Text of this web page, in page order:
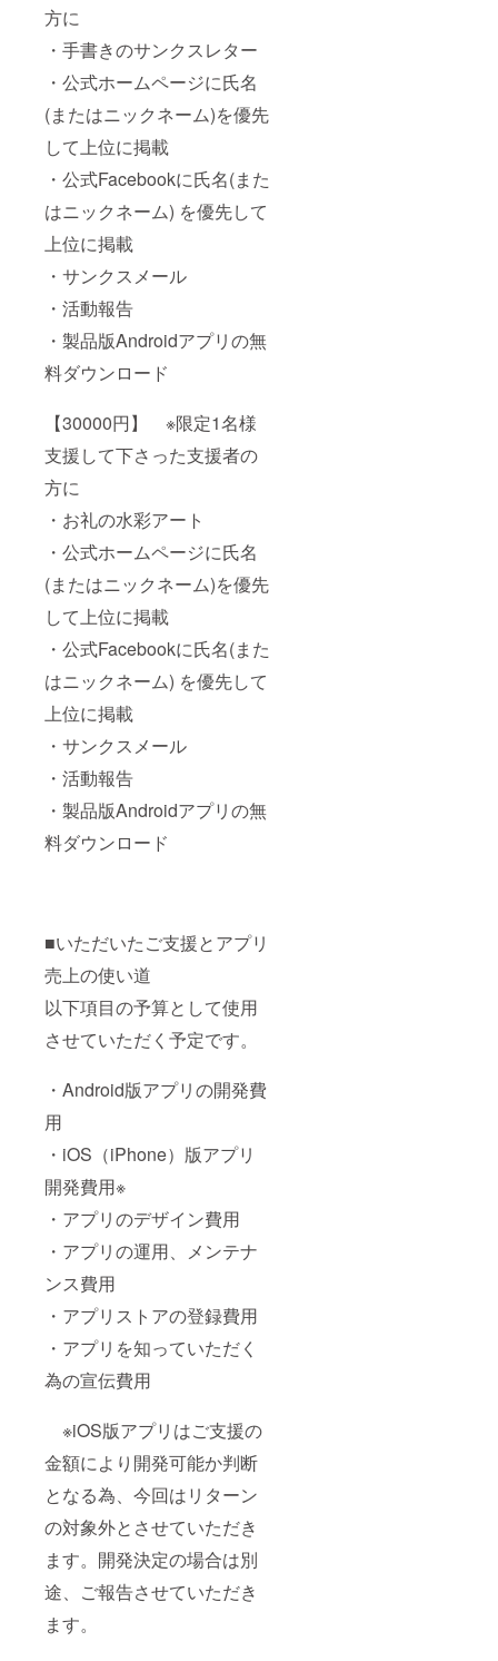
方に
・手書きのサンクスレター
・公式ホームページに氏名
(またはニックネーム)を優先
して上位に掲載
・公式Facebookに氏名(また
はニックネーム) を優先して
上位に掲載
・サンクスメール
・活動報告
・製品版Androidアプリの無
料ダウンロード
【30000円】 ※限定1名様
支援して下さった支援者の
方に
・お礼の水彩アート
・公式ホームページに氏名
(またはニックネーム)を優先
して上位に掲載
・公式Facebookに氏名(また
はニックネーム) を優先して
上位に掲載
・サンクスメール
・活動報告
・製品版Androidアプリの無
料ダウンロード
■いただいたご支援とアプリ
売上の使い道
以下項目の予算として使用
させていただく予定です。
・Android版アプリの開発費
用
・iOS（iPhone）版アプリ
開発費用※
・アプリのデザイン費用
・アプリの運用、メンテナ
ンス費用
・アプリストアの登録費用
・アプリを知っていただく
為の宣伝費用
※iOS版アプリはご支援の
金額により開発可能か判断
となる為、今回はリターン
の対象外とさせていただき
ます。開発決定の場合は別
途、ご報告させていただき
ます。